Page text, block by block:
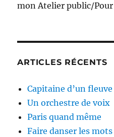
mon Atelier public/
ARTICLES RÉCENTS
Capitaine d’un fleuve
Un orchestre de voix
Paris quand même
Faire danser les mots